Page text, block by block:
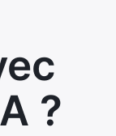
?